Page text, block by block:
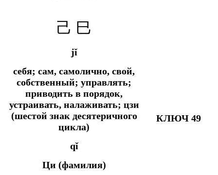
己 巳
jǐ
себя; сам, самолично, свой,
собственный; управлять;
приводить в порядок,
устраивать, налаживать; цзи
(шестой знак десятеричного
цикла)
qǐ
Ци (фамилия)
КЛЮЧ 49